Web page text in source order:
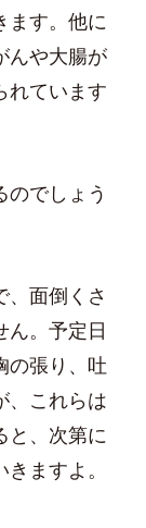
ます。他に
んや大腸が
れています
のでしょう
、面倒くさ
ん。予定日
の張り、吐
、これらは
と、次第に
ますよ。